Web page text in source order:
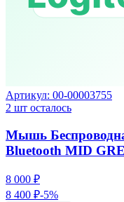
Артикул: 00-00003755
2 шт осталось
Мышь
Bluetooth MID
8 000 ₽
8 400 ₽-5%